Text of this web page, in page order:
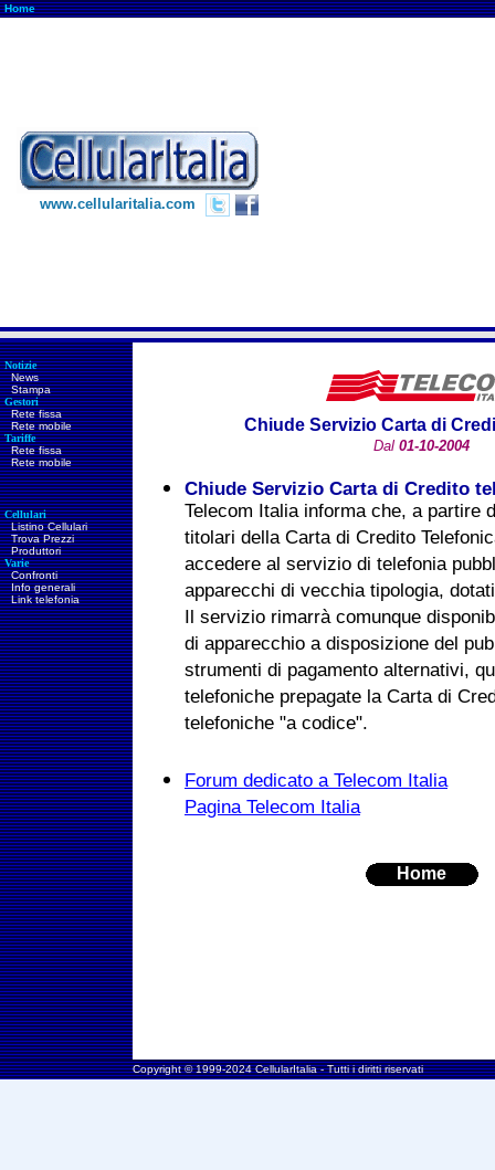
Home
www.cellularitalia.com
Notizie
News
Stampa
Gestori
Rete fissa
Rete mobile
Tariffe
Rete fissa
Rete mobile
Cellulari
Listino Cellulari
Trova Prezzi
Produttori
Varie
Confronti
Info generali
Link telefonia
Chiude Servizio Carta di
Dal 01-10-2004
Chiude Servizio Carta di Credito
Telecom Italia informa che, a partire
titolari della Carta di Credito
accedere al servizio di telefonia
apparecchi di vecchia tipologia,
Il servizio rimarrà comunque
di apparecchio a disposizione del
strumenti di pagamento alternativi,
telefoniche prepagate la Carta di
telefoniche "a codice".
Forum dedicato a Telecom Italia
Pagina Telecom Italia
Home
Copyright © 1999-2024 CellularItalia - Tutti i diritti riservati